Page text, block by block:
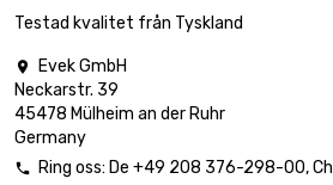
délka : 0.5 Meter
velikost : 40x0.5mm
Testad kvalitet från Tyskland

Evek GmbH
Neckarstr. 39
45478 Mülheim an der Ruhr
Germany
 Ring oss: De +49 208 376-298-00, Ch